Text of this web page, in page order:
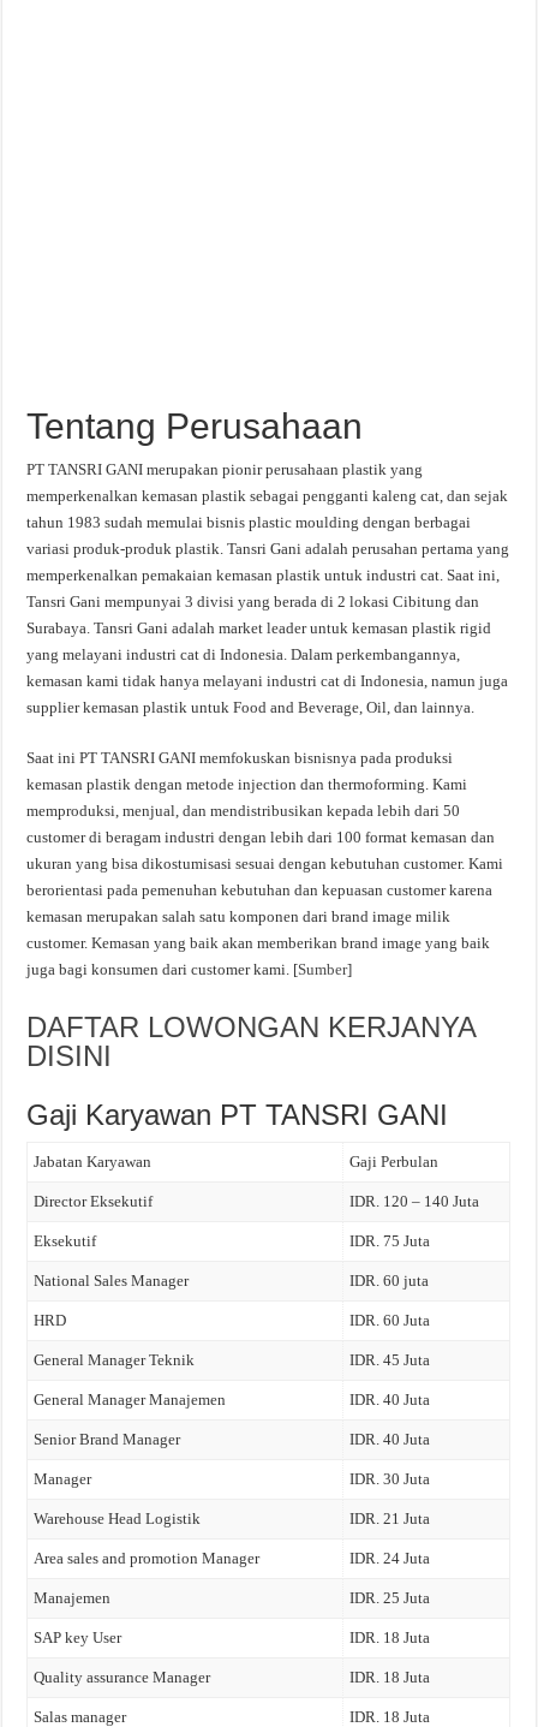
Tentang Perusahaan
PT TANSRI GANI merupakan pionir perusahaan plastik yang
memperkenalkan kemasan plastik sebagai pengganti kaleng cat, dan sejak
tahun 1983 sudah memulai bisnis plastic moulding dengan berbagai
variasi produk-produk plastik. Tansri Gani adalah perusahan pertama yang
memperkenalkan pemakaian kemasan plastik untuk industri cat. Saat ini,
Tansri Gani mempunyai 3 divisi yang berada di 2 lokasi Cibitung dan
Surabaya. Tansri Gani adalah market leader untuk kemasan plastik rigid
yang melayani industri cat di Indonesia. Dalam perkembangannya,
kemasan kami tidak hanya melayani industri cat di Indonesia, namun juga
supplier kemasan plastik untuk Food and Beverage, Oil, dan lainnya.
Saat ini PT TANSRI GANI memfokuskan bisnisnya pada produksi
kemasan plastik dengan metode injection dan thermoforming. Kami
memproduksi, menjual, dan mendistribusikan kepada lebih dari 50
customer di beragam industri dengan lebih dari 100 format kemasan dan
ukuran yang bisa dikostumisasi sesuai dengan kebutuhan customer. Kami
berorientasi pada pemenuhan kebutuhan dan kepuasan customer karena
kemasan merupakan salah satu komponen dari brand image milik
customer. Kemasan yang baik akan memberikan brand image yang baik
juga bagi konsumen dari customer kami. [Sumber]
DAFTAR LOWONGAN KERJANYA
DISINI
Gaji Karyawan PT TANSRI GANI
Jabatan Karyawan Gaji Perbulan
Director Eksekutif IDR. 120 – 140 Juta
Eksekutif IDR. 75 Juta
National Sales Manager IDR. 60 juta
HRD IDR. 60 Juta
General Manager Teknik IDR. 45 Juta
General Manager Manajemen IDR. 40 Juta
Senior Brand Manager IDR. 40 Juta
Manager IDR. 30 Juta
Warehouse Head Logistik IDR. 21 Juta
Area sales and promotion Manager IDR. 24 Juta
Manajemen IDR. 25 Juta
SAP key User IDR. 18 Juta
Quality assurance Manager IDR. 18 Juta
Salas manager IDR. 18 Juta